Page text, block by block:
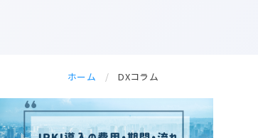
ホーム / DXコラム